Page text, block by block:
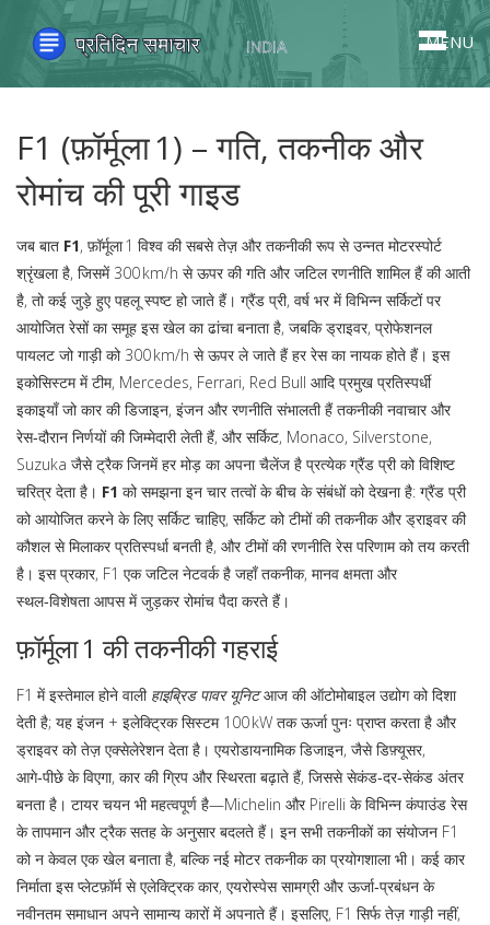
MENU
F1 (फ़ॉर्मूला 1) – गति, तकनीक और
रोमांच की पूरी गाइड
जब बात F1, फ़ॉर्मूला 1 विश्व की सबसे तेज़ और तकनीकी रूप से उन्नत मोटरस्पोर्ट
श्रृंखला है, जिसमें 300 km/h से ऊपर की गति और जटिल रणनीति शामिल हैंकी आती
है, तो कई जुड़े हुए पहलू स्पष्ट हो जाते हैं। ग्रैंड प्री, वर्ष भर में विभिन्न सर्किटों पर
आयोजित रेसों का समूह इस खेल का ढांचा बनाता है, जबकिड्राइवर, प्रोफेशनल
पायलट जो गाड़ी को 300 km/h से ऊपर ले जाते हैंहर रेस का नायक होते हैं। इस
इकोसिस्टम मेंटीम, Mercedes, Ferrari, Red Bull आदि प्रमुख प्रतिस्पर्धी
इकाइयाँ जो कार की डिजाइन, इंजन और रणनीति संभालती हैंतकनीकी नवाचार और
रेस‑दौरान निर्णयों की जिम्मेदारी लेती हैं, औरसर्किट, Monaco, Silverstone,
Suzuka जैसे ट्रैक जिनमें हर मोड़ का अपना चैलेंज है प्रत्येक ग्रैंड प्री को विशिष्ट
चरित्र देता है। F1 को समझना इन चार तत्वों के बीच के संबंधों को देखना है: ग्रैंड प्री
को आयोजित करने के लिए सर्किट चाहिए, सर्किट को टीमों की तकनीक और ड्राइवर की
कौशल से मिलाकर प्रतिस्पर्धा बनती है, और टीमों की रणनीति रेस परिणाम को तय करती
है। इस प्रकार, F1 एक जटिल नेटवर्क है जहाँ तकनीक, मानव क्षमता और
स्थल‑विशेषता आपस में जुड़कर रोमांच पैदा करते हैं।
फ़ॉर्मूला 1 की तकनीकी गहराई
F1 में इस्तेमाल होने वाली हाइब्रिड पावर यूनिटआज की ऑटोमोबाइल उद्योग को दिशा
देती है; यह इंजन + इलेक्ट्रिक सिस्टम 100 kW तक ऊर्जा पुनः प्राप्त करता है और
ड्राइवर को तेज़ एक्सेलेरेशन देता है। एयरोडायनामिक डिजाइन, जैसे डिफ़्यूसर,
आगे‑पीछे के विएगा, कार की ग्रिप और स्थिरता बढ़ाते हैं, जिससे सेकंड‑दर‑सेकंड अंतर
बनता है। टायर चयन भी महत्वपूर्ण है—Michelin और Pirelli के विभिन्न कंपाउंड रेस
के तापमान और ट्रैक सतह के अनुसार बदलते हैं। इन सभी तकनीकों का संयोजन F1
को न केवल एक खेल बनाता है, बल्कि नई मोटर तकनीक का प्रयोगशाला भी। कई कार
निर्माता इस प्लेटफ़ॉर्म से एलेक्ट्रिक कार, एयरोस्पेस सामग्री और ऊर्जा‑प्रबंधन के
नवीनतम समाधान अपने सामान्य कारों में अपनाते हैं। इसलिए, F1 सिर्फ तेज़ गाड़ी नहीं,